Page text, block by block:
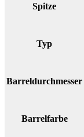
Spitze
Typ
Barreldurchmesser
Barrelfarbe